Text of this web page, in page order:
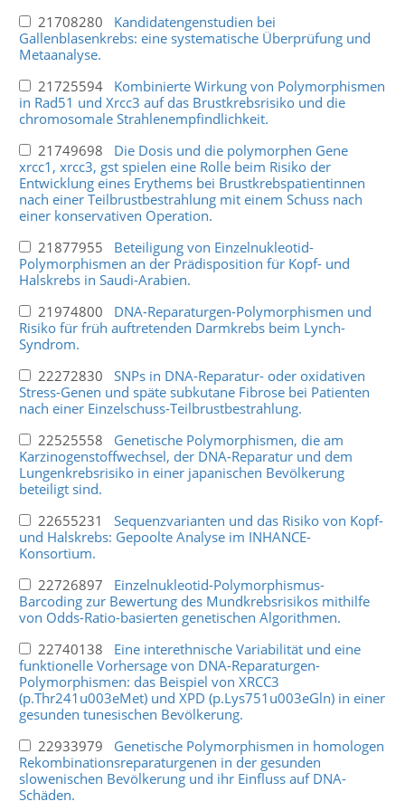
21708280 Kandidatengenstudien bei
Gallenblasenkrebs: eine systematische Überprüfung und
Metaanalyse.
21725594 Kombinierte Wirkung von Polymorphismen
in Rad51 und Xrcc3 auf das Brustkrebsrisiko und die
chromosomale Strahlenempfindlichkeit.
21749698 Die Dosis und die polymorphen Gene
xrcc1, xrcc3, gst spielen eine Rolle beim Risiko der
Entwicklung eines Erythems bei Brustkrebspatientinnen
nach einer Teilbrustbestrahlung mit einem Schuss nach
einer konservativen Operation.
21877955 Beteiligung von Einzelnukleotid-
Polymorphismen an der Prädisposition für Kopf- und
Halskrebs in Saudi-Arabien.
21974800 DNA-Reparaturgen-Polymorphismen und
Risiko für früh auftretenden Darmkrebs beim Lynch-
Syndrom.
22272830 SNPs in DNA-Reparatur- oder oxidativen
Stress-Genen und späte subkutane Fibrose bei Patienten
nach einer Einzelschuss-Teilbrustbestrahlung.
22525558 Genetische Polymorphismen, die am
Karzinogenstoffwechsel, der DNA-Reparatur und dem
Lungenkrebsrisiko in einer japanischen Bevölkerung
beteiligt sind.
22655231 Sequenzvarianten und das Risiko von Kopf-
und Halskrebs: Gepoolte Analyse im INHANCE-
Konsortium.
22726897 Einzelnukleotid-Polymorphismus-
Barcoding zur Bewertung des Mundkrebsrisikos mithilfe
von Odds-Ratio-basierten genetischen Algorithmen.
22740138 Eine interethnische Variabilität und eine
funktionelle Vorhersage von DNA-Reparaturgen-
Polymorphismen: das Beispiel von XRCC3
(p.Thr241u003eMet) und XPD (p.Lys751u003eGln) in einer
gesunden tunesischen Bevölkerung.
22933979 Genetische Polymorphismen in homologen
Rekombinationsreparaturgenen in der gesunden
slowenischen Bevölkerung und ihr Einfluss auf DNA-
Schäden.